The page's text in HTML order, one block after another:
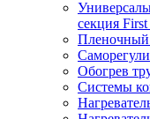
секция
Обогрев
Системы